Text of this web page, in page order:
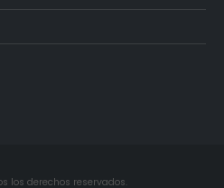
los derechos reservados.